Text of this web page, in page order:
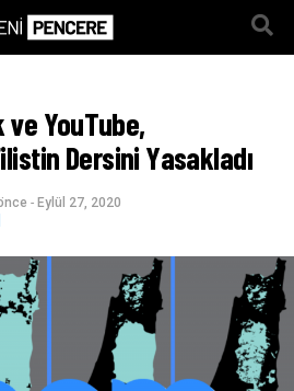
ve YouTube,
Dersini Yasakladı
- Eylül 27, 2020